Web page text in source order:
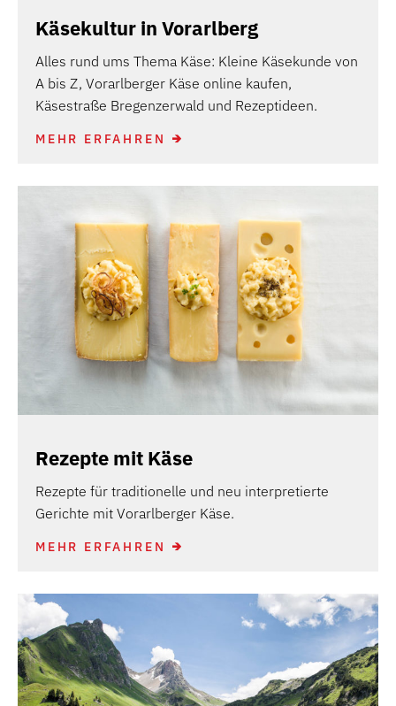
Käsekultur in Vorarlberg
Alles rund ums Thema Käse: Kleine Käsekunde von
A bis Z, Vorarlberger Käse online kaufen,
Käsestraße Bregenzerwald und Rezeptideen.
MEHR ERFAHREN
Rezepte mit Käse
Rezepte für traditionelle und neu interpretierte
Gerichte mit Vorarlberger Käse.
MEHR ERFAHREN